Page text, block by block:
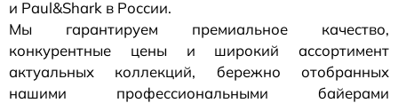
и Paul&Shark в России.
Мы гарантируем премиальное качество,
конкурентные цены и широкий ассортимент
актуальных коллекций, бережно отобранных
нашими профессиональными байерами